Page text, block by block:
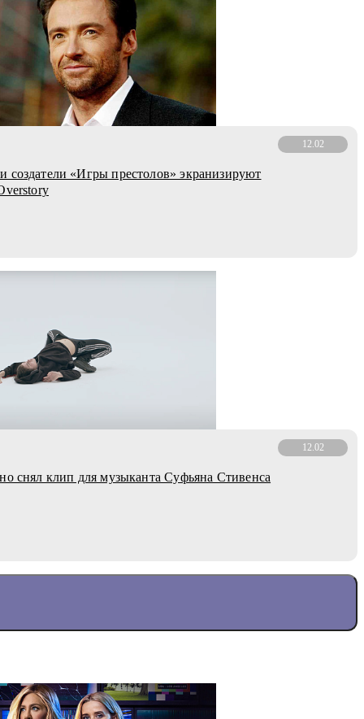
12.02
«Игры престолов» экранизируют
12.02
снял клип для музыканта Суфьяна Стивенса